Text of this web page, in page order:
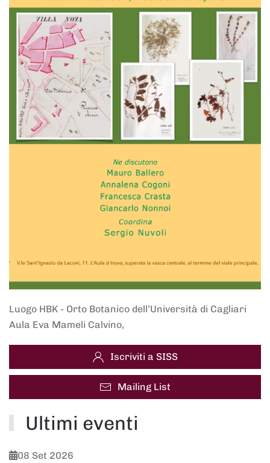
Luogo HBK - Orto Botanico dell’Università di Cagliari
Aula Eva Mameli Calvino,
Iscriviti a SISS
Mailing List
Ultimi eventi
08 Set 2026